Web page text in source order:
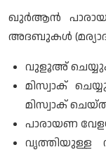
ഖുർആൻ
അദബുകൾ
വുളൂഅ്
മിസ്വാക്
മിസ്വാക്
പാരായണ
വൃത്തിയുള്ള